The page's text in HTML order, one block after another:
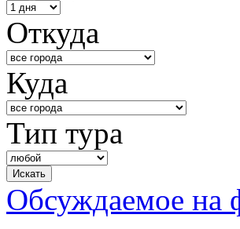
Откуда
Куда
Тип тура
Обсуждаемое на